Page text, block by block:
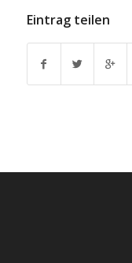
Eintrag teilen